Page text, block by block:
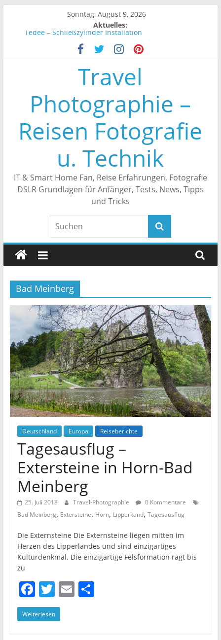
springen
Sonntag, August 9, 2026
Aktuelles:
Tedee – Schließzylinder Installation
Tedee – Smartes Türschloss Automatisch schließen
Unifi Controller – Endgeräte werden nicht angezeigt
Tedee – Smartes Türschloss an Alexa anbinden
Tedee – ErfahrungenTravel
Photographie –
Reisen Fotografie
u. Technik
IT & Smart Home Fan, Reise Erfahrungen, Fotografie
DSLR Grundlagen für Anfänger, Tests, News, Tipps
und Tricks
Bad Meinberg
Deutschland Europa Reiseberichte
Tagesausflug –
Extersteine in Horn-Bad
Meinberg
25. Juli 2018 Travel-Photographie
0 Kommentare
Bad Meinberg, Extersteine, Horn, Lipperkand, Tagesausflug
Die Externsteine Die Externsteine liegen mitten im
Herzen des Lipperlandes und sind einzigartiges
Kulturdenkmal. Die einzigartige Felsformation ragt bis
zu
F
a
c
T
w
itt
E T
Weiterlesen